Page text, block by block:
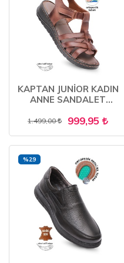
KAPTAN JUNİOR KADIN
ANNE SANDALET
DERİ ORTOPEDİK
1.499,00 999,95
%29